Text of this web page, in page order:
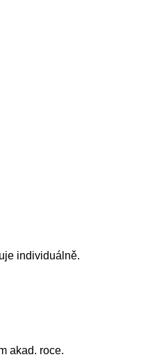
individuálně.
akad. roce.